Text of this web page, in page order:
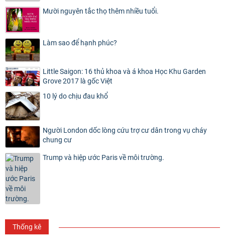
Mười nguyên tắc thọ thêm nhiều tuổi.
Làm sao để hạnh phúc?
Little Saigon: 16 thủ khoa và á khoa Học Khu Garden
Grove 2017 là gốc Việt
10 lý do chịu đau khổ
Người London dốc lòng cứu trợ cư dân trong vụ cháy
chung cư
Trump và hiệp ước Paris về môi trường.
Thống kê